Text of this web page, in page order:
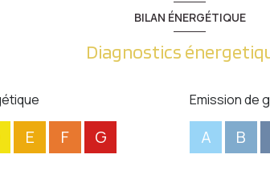
BILAN ÉNERGÉTIQUE
Diagnostics
E F G
Emission de
A B